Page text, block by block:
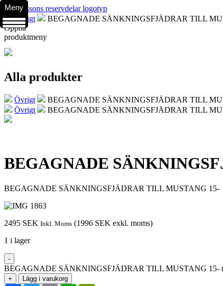
Övrigt
BEGAGNADE SÄNKNINGSFJÄDRAR TILL
Öppna
produktmeny
Alla produkter
Övrigt
BEGAGNADE SÄNKNINGSFJÄDRAR TILL
Övrigt
BEGAGNADE SÄNKNINGSFJÄDRAR TILL
BEGAGNADE
BEGAGNADE SÄNKNINGSFJÄDRAR TILL MUSTANG 15-
2495 SEK Inkl. Moms (1996 SEK exkl. moms)
1 i lager
-
BEGAGNADE SÄNKNINGSFJÄDRAR TILL MUSTANG 15-
+ Lägg i varukorg
Meny